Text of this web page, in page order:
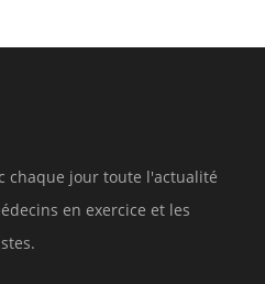
chaque jour toute l'actualité
en exercice et les